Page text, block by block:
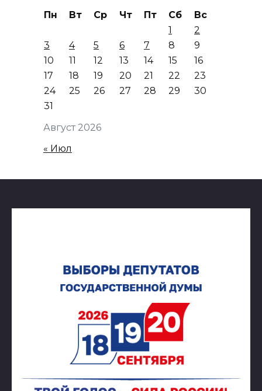
Август 2026
Пн Вт Ср Чт Пт Сб
Вс
1
2
3
4 5 6 7 8
9
10
11 12 13 14 15
16
17
18 19 20 21 22
23
24
25 26 27 28 29
30
31
« Июл